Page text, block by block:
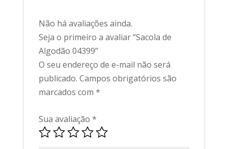
Não há avaliações ainda.
Seja o primeiro a avaliar “Sacola de
Algodão 04399”
O seu endereço de e-mail não será
publicado. Campos obrigatórios são
marcados com *
Sua avaliação *